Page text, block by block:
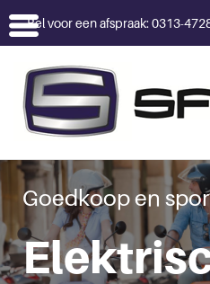
Bel voor een afspraak:0313-
Goedkoop en